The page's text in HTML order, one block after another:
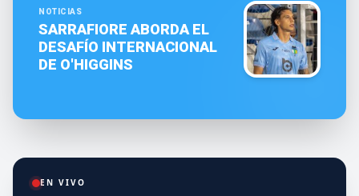
NOTICIAS
SARRAFIORE ABORDA EL
DESAFÍO INTERNACIONAL
DE O'HIGGINS
EN VIVO